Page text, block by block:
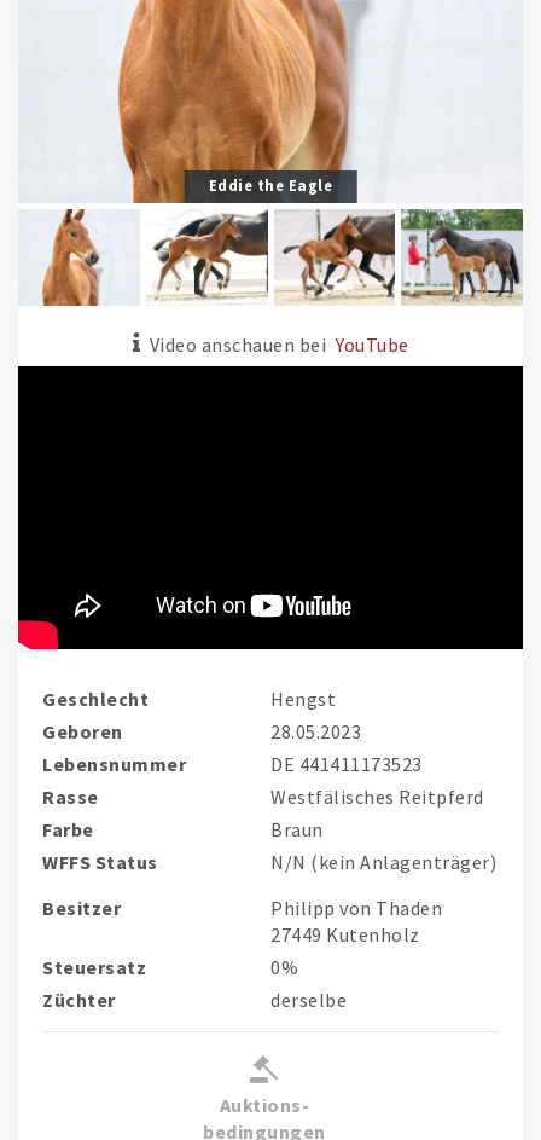
Eddie the Eagle
Video anschauen bei YouTube
Geschlecht
Hengst
Geboren
28.05.2023
Lebensnummer
DE 441411173523
Rasse
Westfälisches Reitpferd
Farbe
Braun
WFFS Status
N/N (kein Anlagenträger)
Besitzer
Philipp von Thaden
27449 Kutenholz
Steuersatz
0%
Züchter
derselbe
Auktions-
bedingungen